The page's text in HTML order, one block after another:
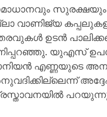
സുരക്ഷയും
വാണിജ്യ
ഉടൻ
യുഎസ്
എണ്ണയുടെ